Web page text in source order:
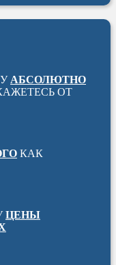
АБСОЛЮТНО
ОТ
КАК
ЦЕНЫ